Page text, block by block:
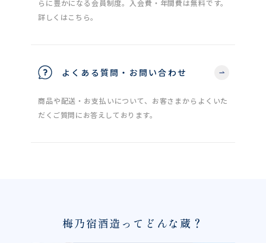
らに豊かになる会員制度。入会費・年間費は無料です。
詳しくはこちら。
よくある質問・お問い合わせ
商品や配送・お支払いについて、お客さまからよくいた
だくご質問にお答えしております。
梅乃宿酒造ってどんな蔵？